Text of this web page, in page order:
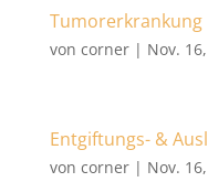
Tumorerkrankung
von corner| Nov.
Entgiftungs- &
von corner| Nov.